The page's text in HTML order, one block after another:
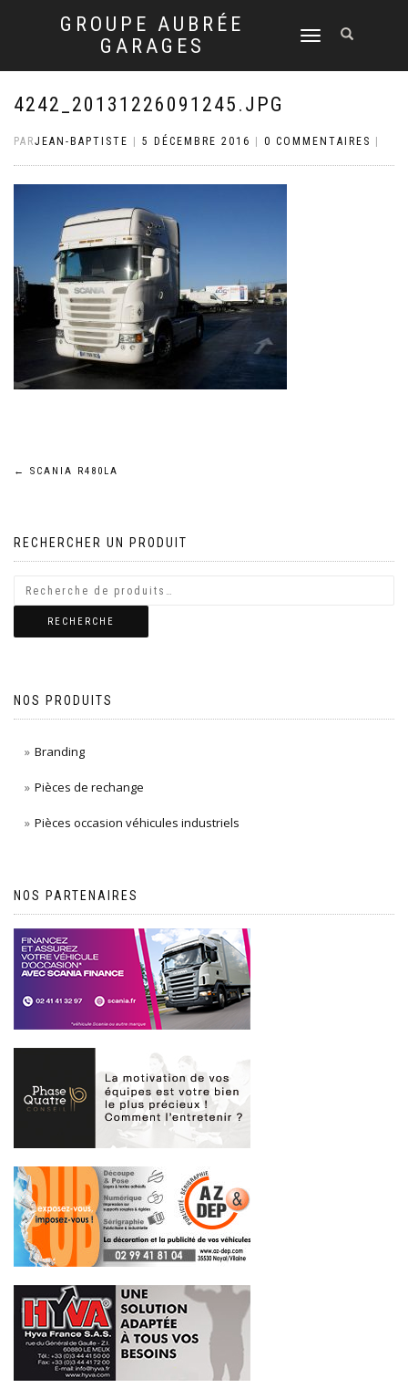
GROUPE AUBRÉE
GARAGES
DÉPLIER
NAVIGATION
4242_20131226091245.JPG
PARJEAN-BAPTISTE 5 DÉCEMBRE 2016 0 COMMENTAIRES
Navigation
l’article
← SCANIA R480LA
RECHERCHER UN PRODUIT
RECHERCHE
NOS PRODUITS
Branding
Pièces de rechange
Pièces occasion véhicules industriels
NOS PARTENAIRES